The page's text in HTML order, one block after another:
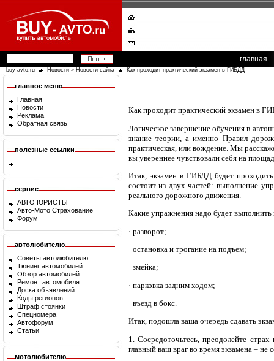
главная
buy-avto.ru Новости » Новости сайта Как проходит практический экзамен в ГИБДД
главное меню
Главная
Новости
Реклама
Обратная связь
полезные ссылки
сервис
АВТО ЮРИСТЫ
Авто-Мото Страхование
Форум
автолюбителю
Советы автолюбителю
Тюнинг автомобилей
Обзор автомобилей
Ремонт автомобиля
Доска объявлений
Коды регионов
Штраф стоянки
Спецномера
Автофорум
Статьи
мотолюбителю
Как проходит практический экзамен в
Логическое завершение обучения в
знание теории, а именно Правил
практическая, или вождение. Мы
вы увереннее чувствовали себя на
Итак, экзамен в ГИБДД будет
состоит из двух частей: выполнение
реального дорожного движения.
Какие упражнения надо будет выполнить
· разворот;
· остановка и трогание на подъем;
· змейка;
· парковка задним ходом;
· въезд в бокс.
Итак, подошла ваша очередь сдавать
1. Сосредоточьтесь, преодолейте
главный ваш враг во время экзамена –